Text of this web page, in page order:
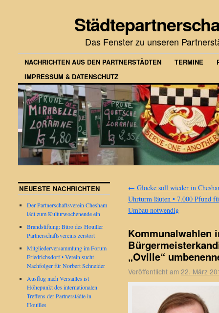
Das Fenster zu unseren
NACHRICHTEN AUS DEN PARTNERSTÄDTEN TERMINE
IMPRESSUM & DATENSCHUTZ
← Glocke soll wieder in
Uhrturm läuten • 7.000 Pfund
Umbau notwendig
Kommunalwahlen
„Oville“
Veröffentlicht am 22. März
NEUESTE NACHRICHTEN
Der Partnerschaftsverein Chesham
lädt zum Kulturwochenende ein
Brandstiftung: Büro des Houiller
Partnerschaftsvereins zerstört
Mitgliederversammlung im Forum
Friedrichsdorf • Verein sucht
Nachfolger für Norbert Schneider
Ausflug nach Versailles ist
Höhepunkt des internationalen
Treffens der Partnerstädte in
Houilles